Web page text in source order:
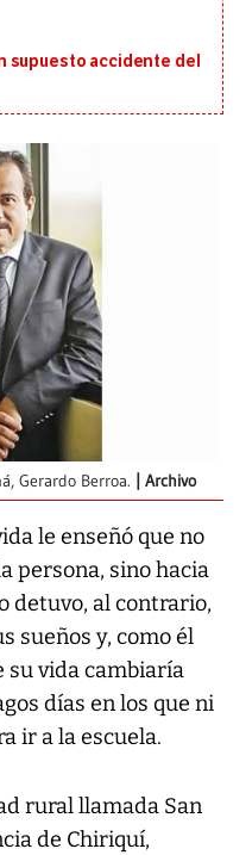
supuesto accidente del
Gerardo Berroa. Archivo
le enseñó que no
persona, sino hacia
detuvo, al contrario,
sueños y, como él
su vida cambiaría
días en los que ni
ir a la escuela.
rural llamada San
de Chiriquí,